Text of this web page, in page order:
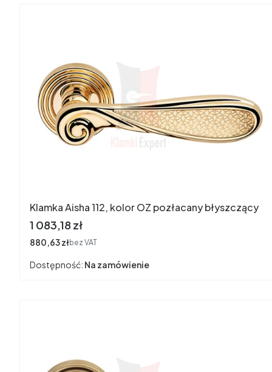
Klamka Aisha 112, kolor OZ pozłacany błyszczący
Cena
1 083,18 zł
Cena
880,63 złbez VAT
Dostępność: Na zamówienie